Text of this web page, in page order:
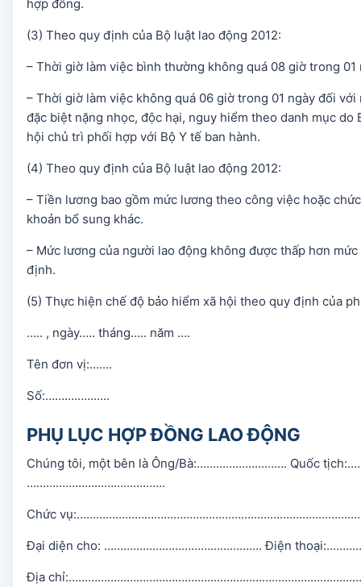
hợp đồng.
(3) Theo quy định của Bộ luật lao động 2012:
– Thời giờ làm việc bình thường không quá 08 giờ trong
– Thời giờ làm việc không quá 06 giờ trong 01 ngày đối
đặc biệt nặng nhọc, độc hại, nguy hiểm theo danh mục do
hội chủ trì phối hợp với Bộ Y tế ban hành.
(4) Theo quy định của Bộ luật lao động 2012:
– Tiền lương bao gồm mức lương theo công việc hoặc
khoản bổ sung khác.
– Mức lương của người lao động không được thấp hơn
định.
(5) Thực hiện chế độ bảo hiểm xã hội theo quy định của
….. , ngày….. tháng….. năm ….
Tên đơn vị:…….
Số:………………..
PHỤ LỤC HỢP ĐỒNG LAO ĐỘNG
Chúng tôi, một bên là Ông/Bà:………………………. Quốc
…………………………………….
Chức
Đại diện cho: …………………………………………. Điện
Địa